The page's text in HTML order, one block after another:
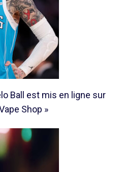
Ball est mis en ligne sur
Shop »